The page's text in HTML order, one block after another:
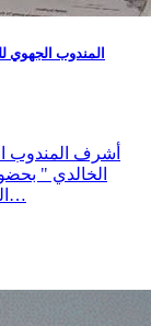
المندوب
أشرف المندوب
الخالدي "
البدنية على جلسة عمل مع رئيس جمعية القوافل…